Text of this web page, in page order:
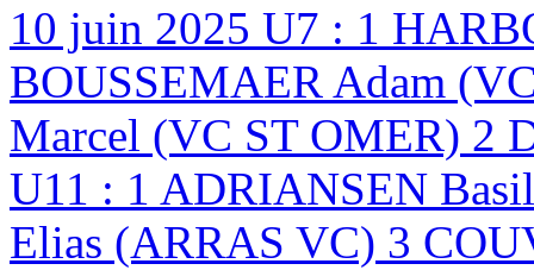
10 juin 2025 U7 : 1
BOUSSEMAER Adam
Marcel (VC ST OMER) 2
U11 : 1 ADRIANSEN
Elias (ARRAS VC) 3